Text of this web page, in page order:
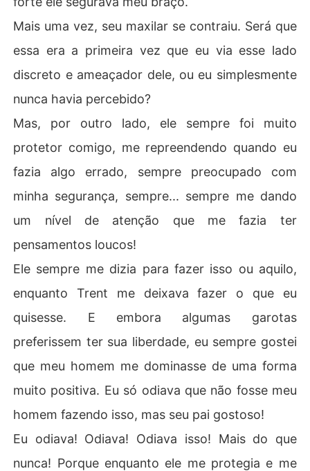
Mais uma vez, seu maxilar se contraiu. Será que
essa era a primeira vez que eu via esse lado
discreto e ameaçador dele, ou eu simplesmente
nunca havia percebido?
Mas, por outro lado, ele sempre foi muito
protetor comigo, me repreendendo quando eu
fazia algo errado, sempre preocupado com
minha segurança, sempre... sempre me dando
um nível de atenção que me fazia ter
pensamentos loucos!
Ele sempre me dizia para fazer isso ou aquilo,
enquanto Trent me deixava fazer o que eu
quisesse. E embora algumas garotas
preferissem ter sua liberdade, eu sempre gostei
que meu homem me dominasse de uma forma
muito positiva. Eu só odiava que não fosse meu
homem fazendo isso, mas seu pai gostoso!
Eu odiava! Odiava! Odiava isso! Mais do que
nunca! Porque enquanto ele me protegia e me